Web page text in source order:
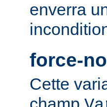
enverra
force-
Cette